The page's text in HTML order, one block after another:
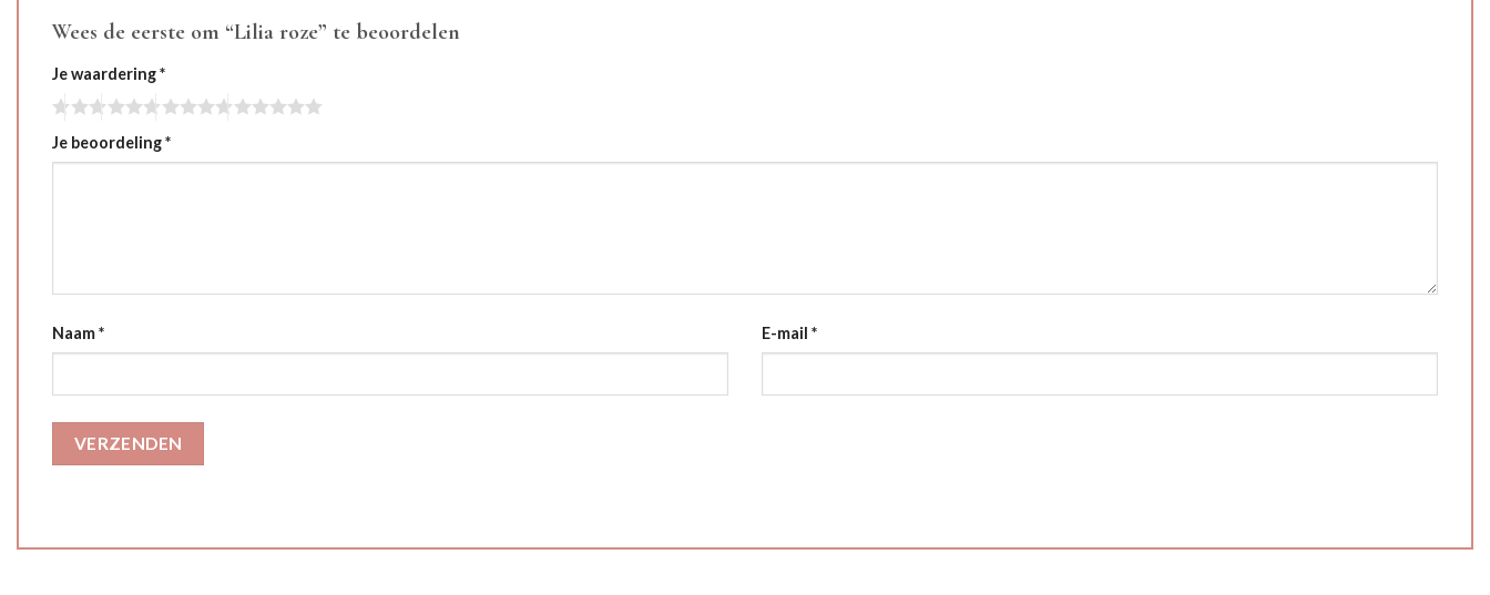
Wees de eerste om “Lilia roze” te beoordelen
Je waardering*
Je beoordeling*
Naam* E-mail *